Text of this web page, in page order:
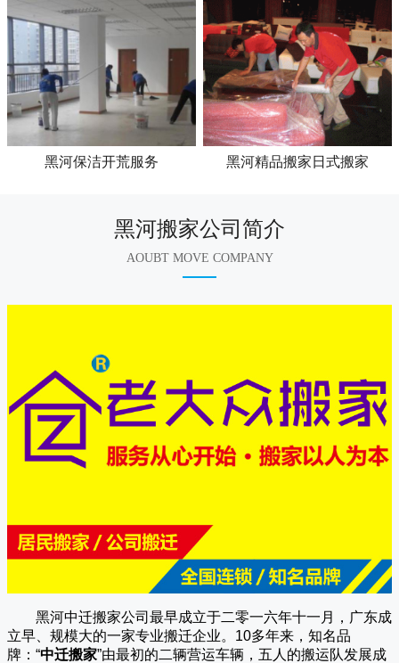
黑河保洁开荒服务 黑河精品搬家日式搬家
黑河搬家公司简介
AOUBT MOVE COMPANY
黑河中迁搬家公司 最早成立于二零一六年十一月，广东成
立早、规模大的一家专业搬迁企业。10多年来，知名品
牌：“中迁搬家”由最初的二辆营运车辆，五人的搬运队发展成